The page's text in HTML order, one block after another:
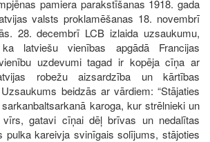
pamiera parakstīšanas 1918. gada
valsts proklamēšanas 18. novembrī
28. decembrī LCB izlaida uzsaukumu,
latviešu vienības apgādā Francijas
uzdevumi tagad ir kopēja cīņa ar
robežu aizsardzība un kārtības
beidzās ar vārdiem: “Stājaties
karoga, kur strēlnieki un
gatavi cīņai dēļ brīvas un nedalītas
pulka kareivja svinīgais solījums, stājoties